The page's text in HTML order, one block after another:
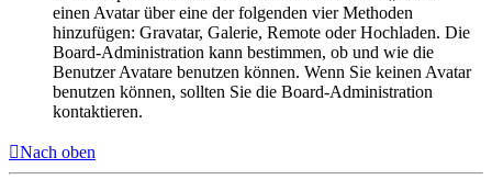
einen Avatar über eine der folgenden vier Methoden
hinzufügen: Gravatar, Galerie, Remote oder Hochladen. Die
Board-Administration kann bestimmen, ob und wie die
Benutzer Avatare benutzen können. Wenn Sie keinen Avatar
benutzen können, sollten Sie die Board-Administration
kontaktieren.
Nach oben